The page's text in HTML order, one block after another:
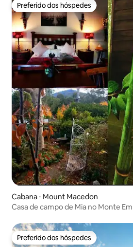
Preferido dos hóspedes
Preferido dos hóspedes
Cabana ⋅ Mount Macedon
Casa de campo de Mia no Monte
Preferido dos hóspedes
Preferido dos hóspedes